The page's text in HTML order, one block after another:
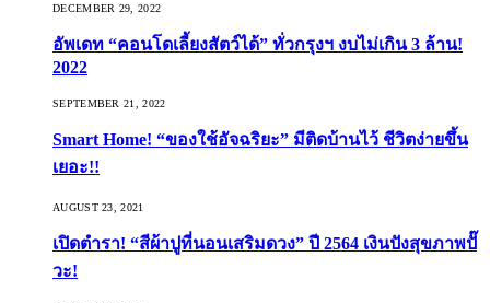
DECEMBER 29, 2022
อัพเดท “คอนโดเลี้ยงสัตว์ได้” ทั่วกรุงฯ งบไม่เกิน 3 ล้าน!
2022
SEPTEMBER 21, 2022
Smart Home! “ของใช้อัจฉริยะ” มีติดบ้านไว้ ชีวิตง่ายขึ้น
เยอะ!!
AUGUST 23, 2021
เปิดตำรา! “สีผ้าปูที่นอนเสริมดวง” ปี 2564 เงินปังสุขภาพปั๊
วะ!